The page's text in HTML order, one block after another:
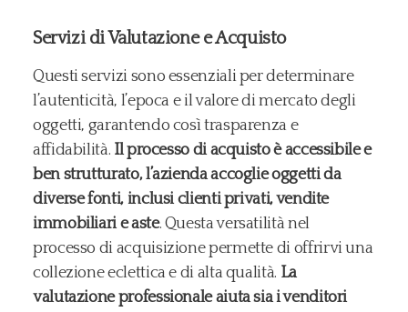
Servizi di Valutazione e Acquisto
Questi servizi sono essenziali per determinare
l’autenticità, l’epoca e il valore di mercato degli
oggetti, garantendo così trasparenza e
affidabilità. Il processo di acquisto è accessibile e
ben strutturato, l’azienda accoglie oggetti da
diverse fonti, inclusi clienti privati, vendite
immobiliari e aste. Questa versatilità nel
processo di acquisizione permette di offrirvi una
collezione eclettica e di alta qualità. La
valutazione professionale aiuta sia i venditori